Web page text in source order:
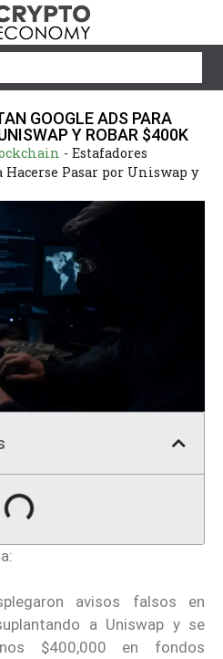
GOOGLE ADS PARA
Y ROBAR $400K
- Estafadores
Pasar por Uniswap y
avisos falsos en
a Uniswap y se
$400,000 en fondos